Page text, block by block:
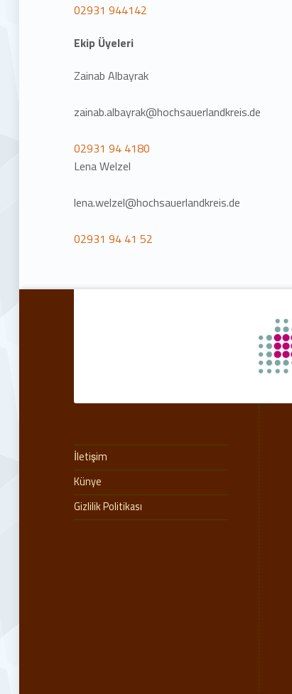
02931 944142
Ekip Üyeleri
Zainab Albayrak
zainab.albayrak@hochsauerlandkreis.de
02931 94 4180
Lena Welzel
lena.welzel@hochsauerlandkreis.de
02931 94 41 52
İletişim
Künye
Gizlilik Politikası